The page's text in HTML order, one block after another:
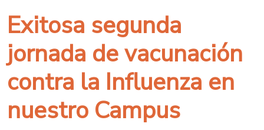
Exitosa segunda
jornada de vacunación
contra la Influenza en
nuestro Campus